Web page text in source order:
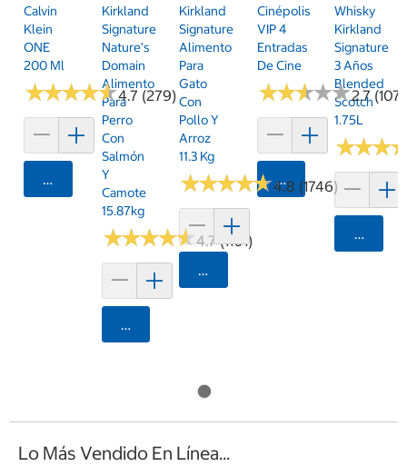
Calvin
Klein
ONE
200 Ml
★★★★★
★★★★★4.7 (279)
Agregar
Kirkland
Signature
Nature's
Domain
Alimento
Para
Perro
Con
Salmón
Y
Camote
15.87kg
★★★★★
★★★★★4.7 (1101)
Agregar
Kirkland
Signature
Alimento
Para
Gato
Con
Pollo Y
Arroz
11.3 Kg
★★★★★
★★★★★4.8 (1746)
Agregar
Cinépolis
VIP 4
Entradas
De Cine
★★★★★
★★★★★2.7 (107)
Agregar
Whisky
Kirkland
Signature
3 Años
Blended
Scotch
1.75L
★★★
★★★
Lo Más Vendido En Línea...